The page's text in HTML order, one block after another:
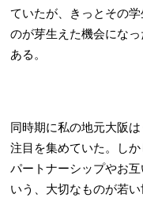
ていたが、きっとその
のが芽生えた機会にな
ある。
同時期に私の地元大阪
注目を集めていた。し
パートナーシップやお
いう、大切なものが若